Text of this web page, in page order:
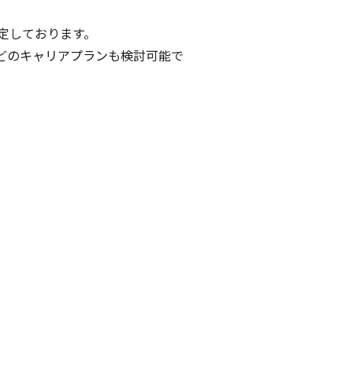
ております。
キャリアプランも検討可能で